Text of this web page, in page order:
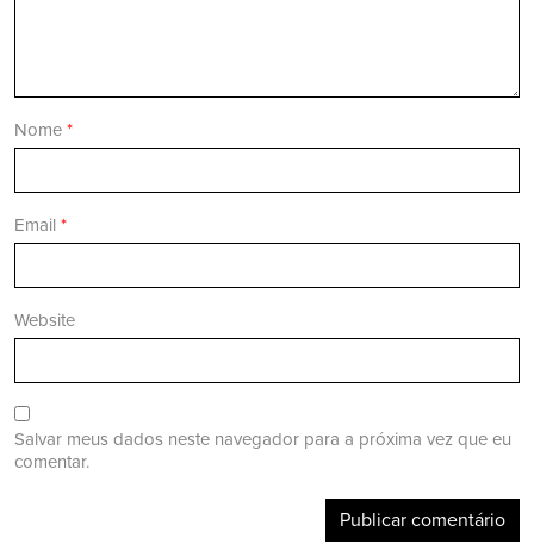
Nome *
Email *
Website
Salvar meus dados neste navegador para a próxima vez que eu
comentar.